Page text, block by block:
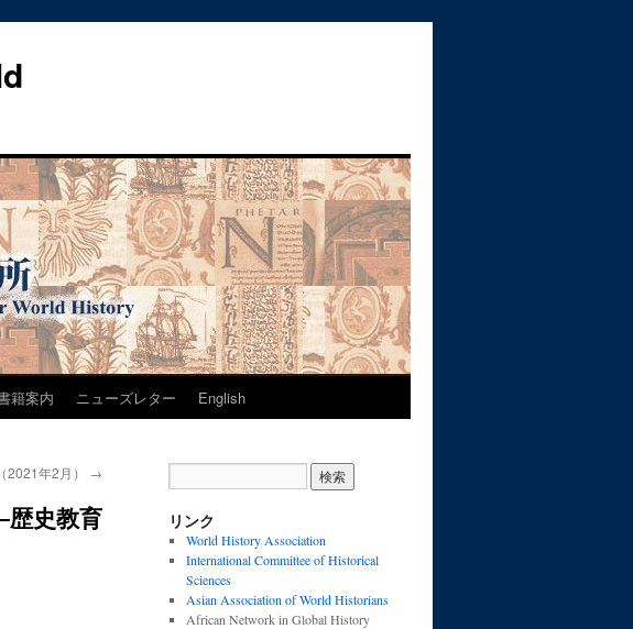
籍案内 ニューズレター English
（2021年2月） →
史教育
リンク
World History Association
International Committee of Historical
Sciences
Asian Association of World Historians
African Network in Global History